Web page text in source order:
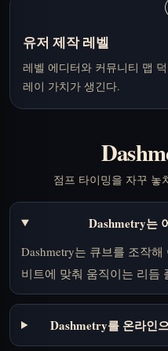
유저 제작 레벨
레벨 에디터와 커뮤니티 맵
레이 가치가 생긴다.
점프 타이밍을 자꾸 놓
Dashmetry는
Dashmetry는 큐브를 조작
비트에 맞춰 움직이는 리듬
Dashmetry를 온라인